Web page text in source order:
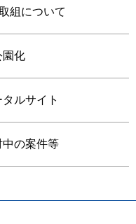
組について
園化
ルサイト
の案件等